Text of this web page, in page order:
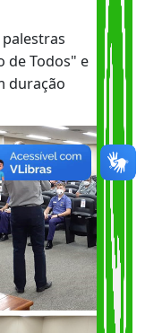
palestras
de Todos" e
com duração